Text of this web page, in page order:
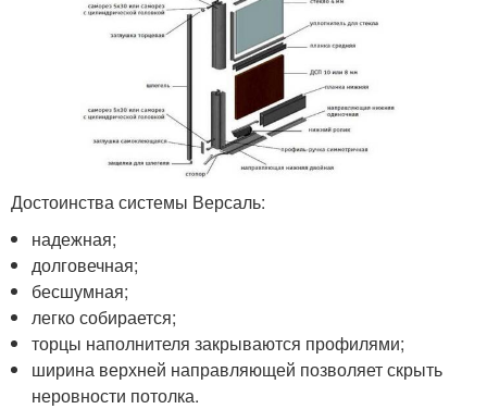
Достоинства системы Версаль:
надежная;
долговечная;
бесшумная;
легко собирается;
торцы наполнителя закрываются профилями;
ширина верхней направляющей позволяет скрыть
неровности потолка.